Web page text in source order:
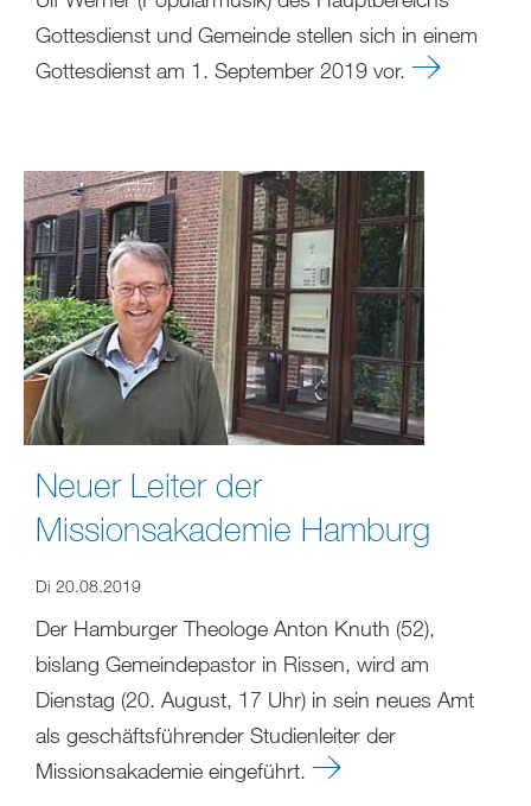
Gottesdienst und Gemeinde stellen sich in einem
Gottesdienst am 1. September 2019 vor.
Neuer Leiter der
Missionsakademie Hamburg
Di 20.08.2019
Der Hamburger Theologe Anton Knuth (52),
bislang Gemeindepastor in Rissen, wird am
Dienstag (20. August, 17 Uhr) in sein neues Amt
als geschäftsführender Studienleiter der
Missionsakademie eingeführt.